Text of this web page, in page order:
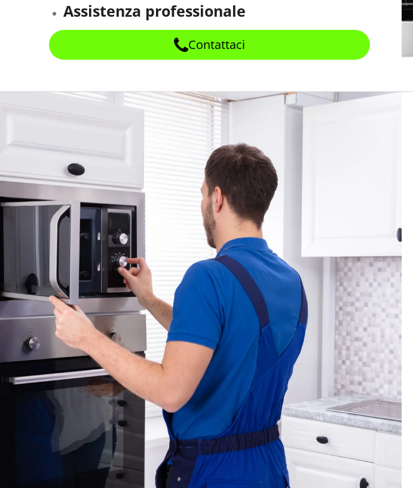
Assistenza professionale
Contattaci